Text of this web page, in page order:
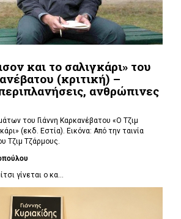
και το σαλιγκάρι» του
(κριτική) –
ανθρώπινες
του Γιάννη Καρκανέβατου «Ο Τζιμ
(εκδ. Εστία). Εικόνα: Από την ταινία
Τζιμ Τζάρμους.
γίνεται ο κα...